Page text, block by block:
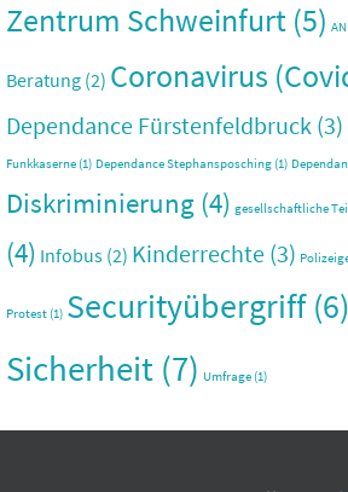
Zentrum Schweinfurt (5)
Beratung (2) Coronavirus
Dependance Fürstenfeldbruck (3)
Funkkaserne (1) Dependance Stephansposching (1)
Diskriminierung (4) gesellschaftliche
(4) Infobus (2) Kinderrechte (3)
Protest (1) Securityübergriff(6)
Sicherheit (7) Umfrage (1)